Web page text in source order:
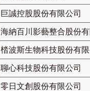
巨誠控股股份有限公司
海納百川影藝整合股份有
㭼波斯生物科技股份有限
聊心科技股份有限公司
零日文創股份有限公司